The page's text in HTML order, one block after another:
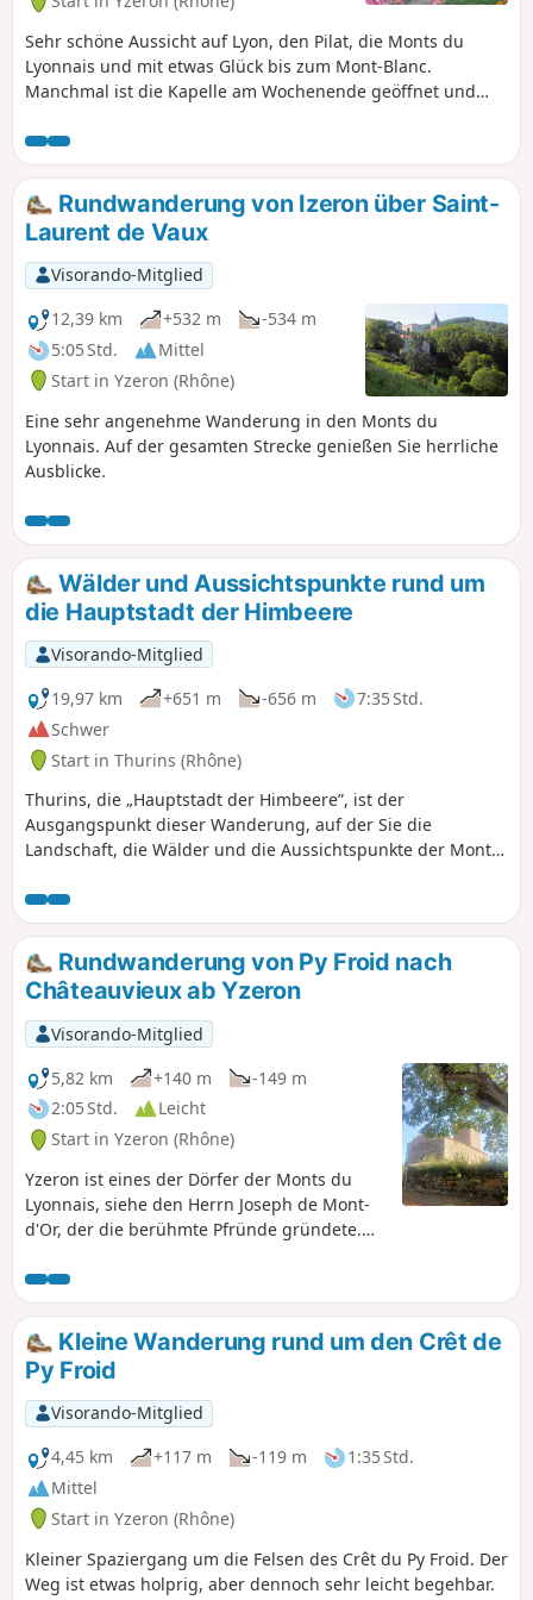
Sehr schöne Aussicht auf Lyon, den Pilat, die Monts du
Lyonnais und mit etwas Glück bis zum Mont-Blanc.
Manchmal ist die Kapelle am Wochenende geöffnet und
Rundwanderung von Izeron über Saint-
Laurent de Vaux
Visorando-Mitglied
12,39 km
+532 m
-534 m
5:05 Std.
Mittel
Start in Yzeron (Rhône)
Eine sehr angenehme Wanderung in den Monts du
Lyonnais. Auf der gesamten Strecke genießen Sie herrliche
Ausblicke.
Wälder und Aussichtspunkte rund um
die Hauptstadt der Himbeere
Visorando-Mitglied
19,97 km
+651 m -656 m
7:35 Std.
Schwer
Start in Thurins (Rhône)
Thurins, die „Hauptstadt der Himbeere”, ist der
Ausgangspunkt dieser Wanderung, auf der Sie die
Landschaft, die Wälder und die Aussichtspunkte der Monts
Rundwanderung von Py Froid nach
Châteauvieux ab Yzeron
Visorando-Mitglied
5,82 km
+140 m
-149 m
2:05 Std.
Leicht
Start in Yzeron (Rhône)
Yzeron ist eines der Dörfer der Monts du
Lyonnais, siehe den Herrn Joseph de Mont-
d'Or, der die berühmte Pfründe gründete.
wechselt zwischen Wegen und Pfaden
inmitten bewaldeter Abschnitte. Diese
Wanderung, deren Start am Parkplatz für
Wanderer ist, ermöglicht es, das bei
Kletterern sehr beliebte Bouldergebiet Py
Froid sowie die romanische Kapelle
Châteauvieux und einen kleinen Wasserfall
(bei Regen) zu entdecken. Man wechselt
mehrmals den Hang mit sehr
unterschiedlichem Charme, von
Nadelwäldern an den Nordhängen bis hin
zu den sehr laubreichen Südhängen. Diese
Wanderung kann zu einem wahrhaft
Kleine Wanderung rund um den Crêt de
Py Froid
Visorando-Mitglied
4,45 km
+117 m -119 m
1:35 Std.
Mittel
Start in Yzeron (Rhône)
Kleiner Spaziergang um die Felsen des Crêt du Py Froid. Der
Weg ist etwas holprig, aber dennoch sehr leicht begehbar.